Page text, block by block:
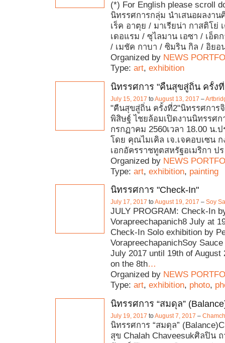
(*) For English please scroll
นิทรรศการกลุ่ม นำเสนอผลงาน
เร็ค อาตุย / มาเรียน่า กาสติโย่
เดอแรม / ซุไลมาน เอซา / เอ็ด
/ เมชัค กาบา / ซิมริน กิล / อิยอ
Organized by NEWS
Type: art, exhibition
นิทรรศการ "คืนสุขสู่ถิ่น ครั้ง
July 15, 2017 toAugust 13, 2017 –
"คืนสุขสู่ถิ่น ครั้งที่2"นิทรรศการ
พิสิษฐ์ ไชยล้อมเปิดงานนิทรรศก
กรกฏาคม 2560เวลา 18.00 น.
โดย คุณไมเคิล เจ.เจคอบเซน
เอกอัครราชทูตสหรัฐอเมริกา ปร
Organized by NEWS
Type: art, exhibition, painting
นิทรรศการ "Check-In"
July 17, 2017 toAugust 19, 2017 – Soy
JULY PROGRAM: Check-In
Vorapreechapanich8 July at
Check-In Solo exhibition by
VorapreechapanichSoy
July 2017 until 19th of August
on the 8th…
Organized by NEWS
Type: art, exhibition, photo,
นิทรรศการ “สมดุล”
July 19, 2017 toAugust 7, 2017 –
นิทรรศการ “สมดุล”
สุข Chalah Chaveesukศิลปิน